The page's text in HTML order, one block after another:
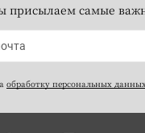
присылаем самые
обработку персональных данных